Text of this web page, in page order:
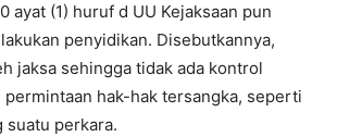
ayat (1) huruf d UU Kejaksaan pun
penyidikan. Disebutkannya,
jaksa sehingga tidak ada kontrol
hak-hak tersangka, seperti
suatu perkara.